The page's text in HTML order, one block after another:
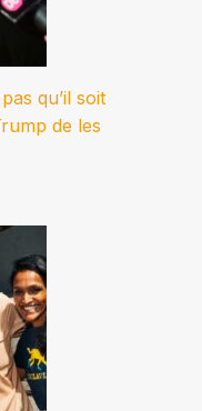
qu’il soit
de les